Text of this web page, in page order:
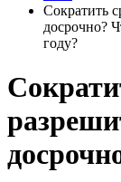
Сократить
досрочно?
году?